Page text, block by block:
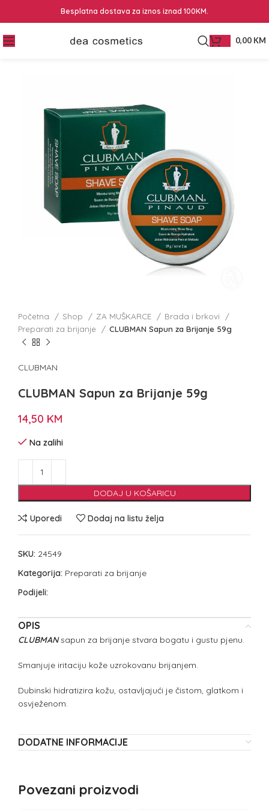
Besplatna dostava za iznos iznad 100KM.
0,00 KM
Početna Shop ZA MUŠKARCE
Brada i brkovi
Preparati za brijanje
CLUBMAN Sapun za Brijanje 59g
CLUBMAN
CLUBMAN Sapun za Brijanje 59g
14,50 KM
Na zalihi
DODAJ U KOŠARICU
Uporedi Dodaj na listu želja
SKU: 24549
Kategorija: Preparati za brijanje
Podijeli:
OPIS
CLUBMANsapun za brijanje stvara bogatu i gustu pjenu.
Smanjuje iritaciju kože uzrokovanu brijanjem.
Dubinski hidratizira kožu, ostavljajući je čistom, glatkom i
osvježenom.
DODATNE INFORMACIJE
Povezani proizvodi